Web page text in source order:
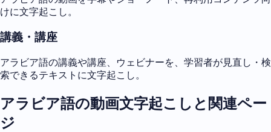
けに文字起こし。
講義・講座
アラビア語の講義や講座、ウェビナーを、学習者が見直し・検
索できるテキストに文字起こし。
アラビア語の動画文字起こしと関連ペー
ジ